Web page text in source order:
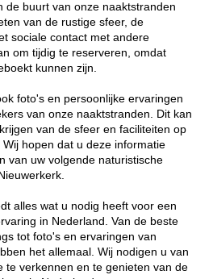
de buurt van onze naaktstranden
van de rustige sfeer, de
sociale contact met andere
om tijdig te reserveren, omdat
kunnen zijn.
foto's en persoonlijke ervaringen
van onze naaktstranden. Dit kan
van de sfeer en faciliteiten op
hopen dat u deze informatie
van uw volgende naturistische
alles wat u nodig heeft voor een
in Nederland. Van de beste
tot foto's en ervaringen van
het allemaal. Wij nodigen u van
te verkennen en te genieten van de